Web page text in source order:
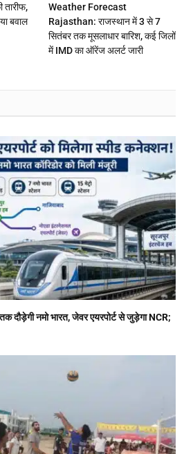
तारीफ,
बवाल
Weather Forecast
Rajasthan: राजस्थान में 3 से 7
सितंबर तक मूसलाधार बारिश, कई जिलों
में IMD का ऑरेंज अलर्ट जारी
दौड़ेगी नमो भारत, जेवर एयरपोर्ट से जुड़ेगा NCR;